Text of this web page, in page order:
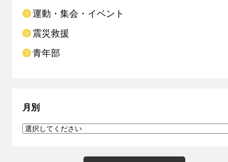
運動・集会・イベント
震災救援
青年部
月別